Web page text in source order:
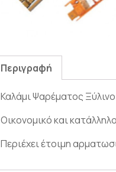
Περιγραφή
Καλάμι Ψαρέματος
Οικονομικό και
Περιέχει έτοιμη